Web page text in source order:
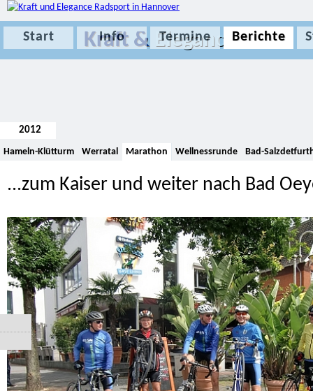
Kraft & Elegance
Start Info Termine Berichte
2012
Hameln-Klütturm Werratal Marathon Wellnessrunde Bad-
...zum Kaiser und weiter nach Bad